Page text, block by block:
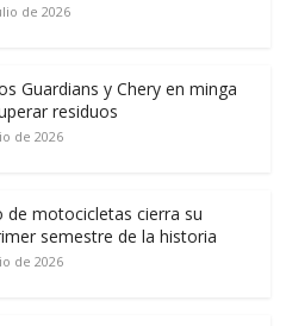
de 2026
Guardians y Chery en minga
residuos
de 2026
de motocicletas cierra su
semestre de la historia
de 2026